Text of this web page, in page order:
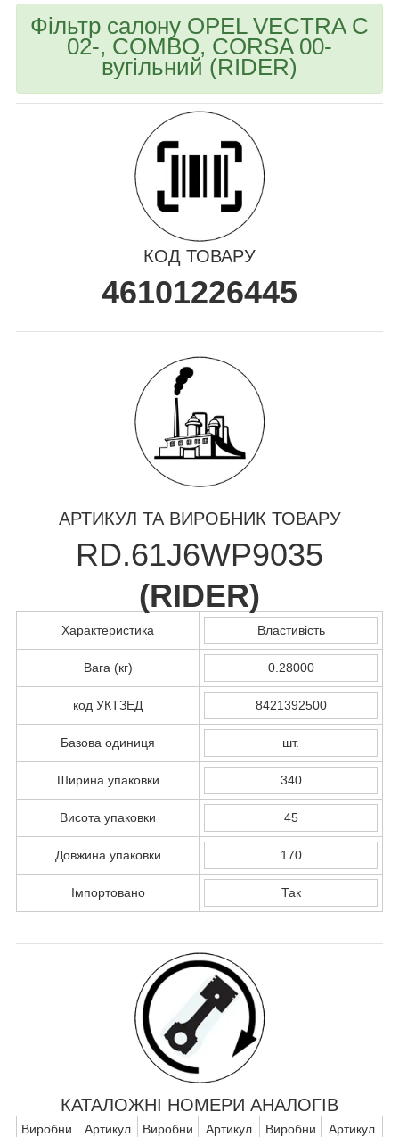
Фільтр салону OPEL VECTRA C
02-, COMBO, CORSA 00-
вугільний (RIDER)
КОД ТОВАРУ
46101226445
АРТИКУЛ ТА ВИРОБНИК ТОВАРУ
RD.61J6WP9035
(RIDER)
Характеристика Властивість
Вага (кг) 0.28000
код УКТЗЕД 8421392500
Базова одиниця шт.
Ширина упаковки 340
Висота упаковки 45
Довжина упаковки 170
Імпортовано Так
КАТАЛОЖНІ НОМЕРИ АНАЛОГІВ
Виробни
Артикул
Виробни
Артикул
Виробни
Артикул